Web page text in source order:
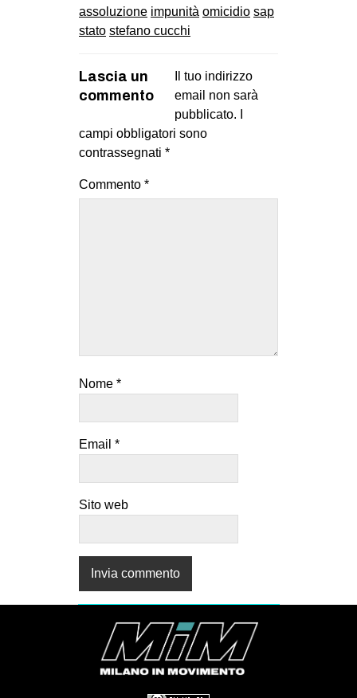
assoluzione impunità omicidio sap
stato stefano cucchi
Lascia un
commento
Il tuo indirizzo
email non sarà
pubblicato.
campi obbligatori sono
contrassegnati *
Commento *
Nome *
Email *
Sito web